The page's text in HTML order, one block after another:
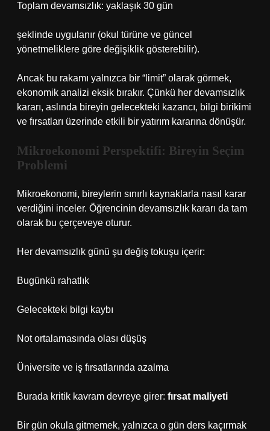
Toplam devamsızlık: yaklaşık 30 gün
şeklinde uygulanır (okul türüne ve güncel
yönetmeliklere göre değişiklik gösterebilir).
Ancak bu rakamı yalnızca bir “limit” olarak görmek,
ekonomik analizi eksik bırakır. Çünkü her devamsızlık
kararı, aslında bireyin gelecekteki kazancı, bilgi birikimi
ve fırsatları üzerinde etkili bir yatırım kararına dönüşür.
Mikroekonomi Perspektifi: Bireyin Seçim
Problemi
Mikroekonomi, bireylerin sınırlı kaynaklarla nasıl karar
verdiğini inceler. Öğrencinin devamsızlık kararı da tam
olarak bu çerçeveye oturur.
Her devamsızlık günü şu değiş tokuşu içerir:
Bugünkü rahatlık
Gelecekteki bilgi kaybı
Not ortalamasında olası düşüş
Üniversite ve iş fırsatlarında azalma
Burada kritik kavram devreye girer: fırsat maliyeti
Bir gün okula gitmemek, yalnızca o gün ders kaçırmak